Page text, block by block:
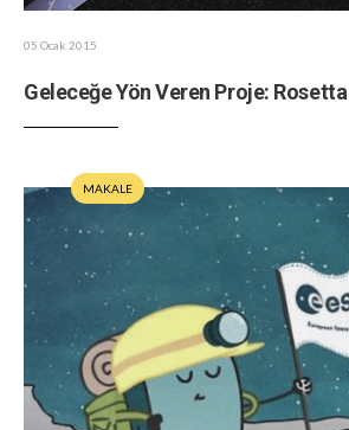
05 Ocak 2015
Geleceğe Yön Veren Proje: Rosetta
MAKALE